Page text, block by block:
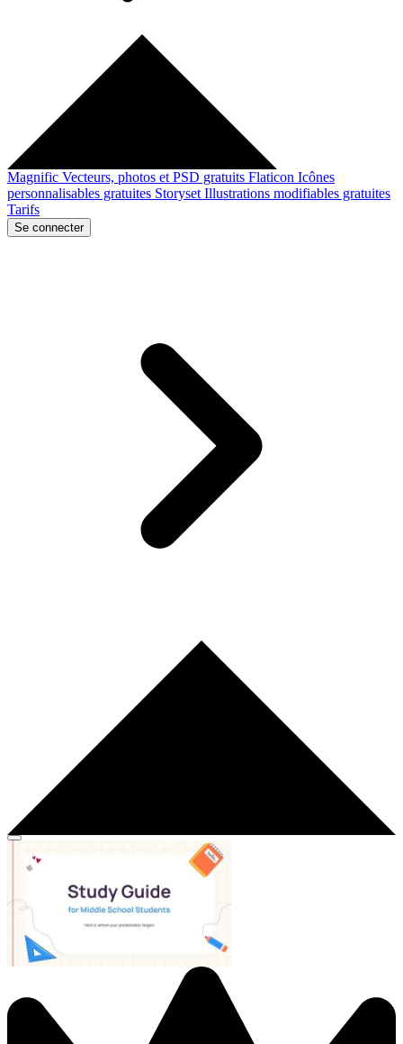
Magnific Vecteurs, photos et PSD gratuits Flaticon Icônes
personnalisables gratuites Storyset Illustrations modifiables gratuites
Tarifs
Se connecter